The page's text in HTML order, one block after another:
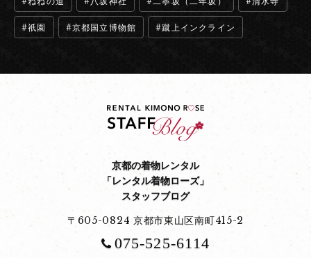
祇園 京都国立博物館 蹴上インクライン
京都の着物レンタル
「レンタル着物ローズ」
スタッフブログ
〒605-0824 京都市東山区南町415-2
075-525-6114